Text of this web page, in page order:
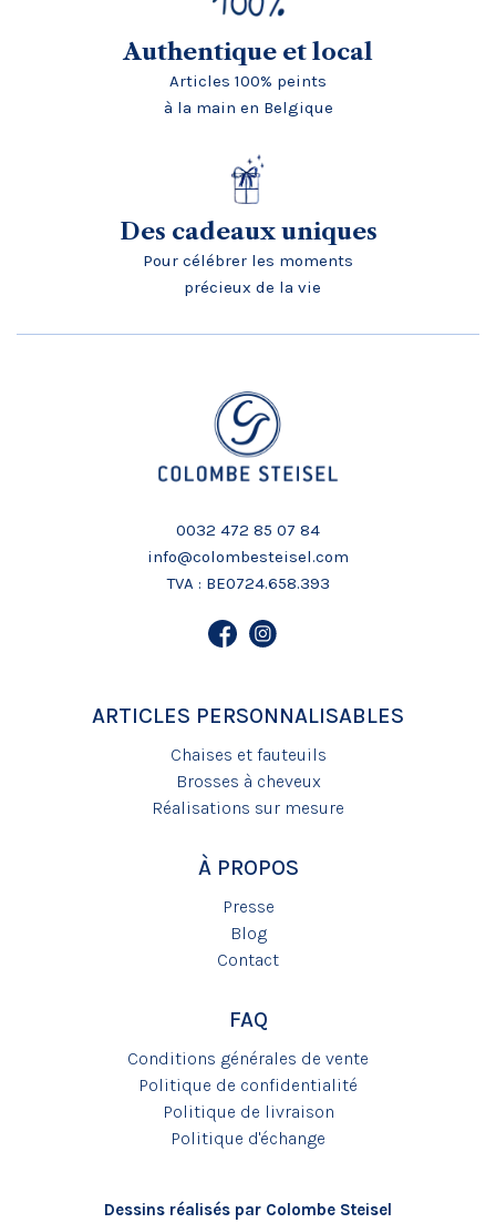
Authentique et local
Articles 100% peints
à la main en Belgique
Des cadeaux uniques
Pour célébrer les moments
précieux de la vie
0032 472 85 07 84
info@colombesteisel.com
TVA : BE0724.658.393
ARTICLES PERSONNALISABLES
Chaises et fauteuils
Brosses à cheveux
Réalisations sur mesure
À PROPOS
Presse
Blog
Contact
FAQ
Conditions générales de vente
Politique de confidentialité
Politique de livraison
Politique d'échange
Dessins réalisés par Colombe Steisel